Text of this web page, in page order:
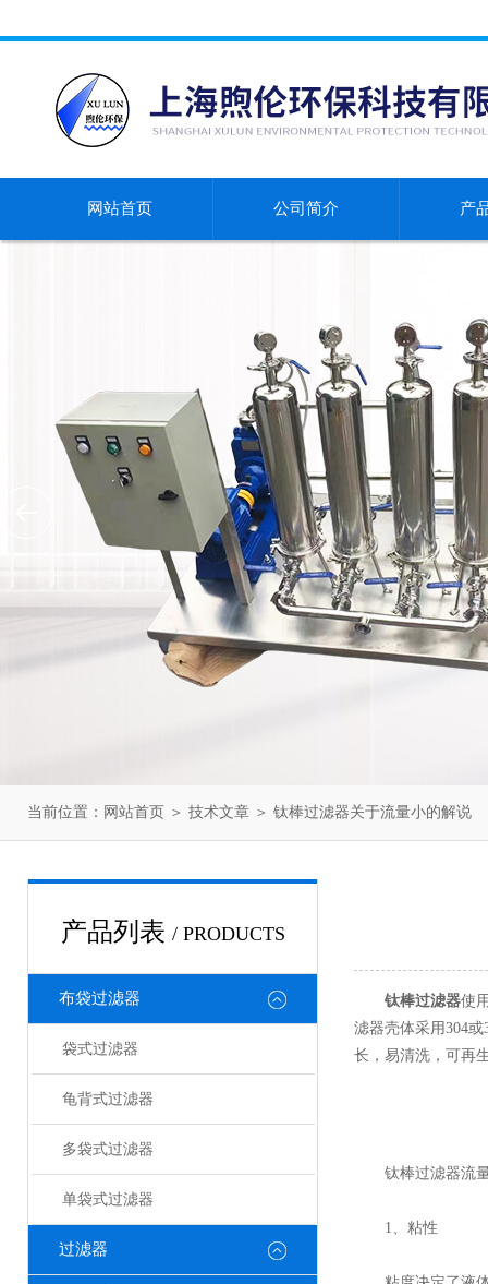
网站首页 公司简介 产
当前位置： 网站首页 ＞ 技术文章 ＞ 钛棒过滤器关于流量小的解说
产品列表 / PRODUCTS
布袋过滤器
袋式过滤器
龟背式过滤器
多袋式过滤器
单袋式过滤器
过滤器
钛棒过滤器使
滤器壳体采用304
长，易清洗，可再
钛棒过滤器流量
1、粘性